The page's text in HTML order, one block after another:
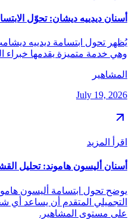
أسنان ديدييه ديشان: تحوّل
يُظهر تحول ابتسامة ديدييه
وهي خدمة متميزة يقدمها خبراء
المشاهير
July 19, 2026
اقرأ المزيد
أسنان أليسون هاموند: تحليل
يوضح تحول ابتسامة أليسون
التجميلي المتقدم أن يساعد
على مستوى المشاهير.